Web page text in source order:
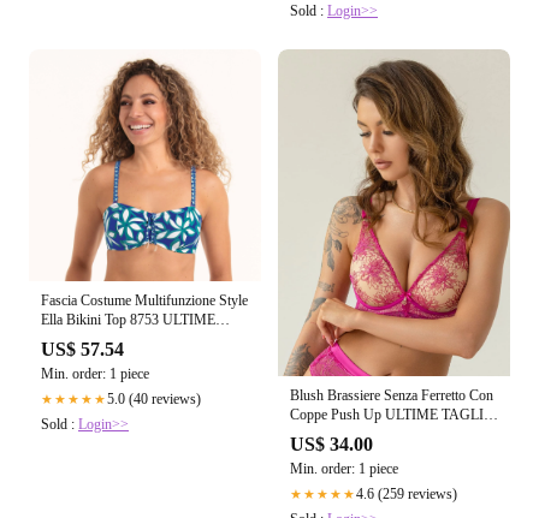
Sold : Login>>
Fascia Costume Multifunzione Style
Ella Bikini Top 8753 ULTIME
TAGLIE PRONTA CONSEGNA
US$ 57.54
Min. order: 1 piece
★★★★★5.0 (40 reviews)
Sold : Login>>
Blush Brassiere Senza Ferretto Con
Coppe Push Up ULTIME TAGLIE
PRONTA CONSEGNA
US$ 34.00
Min. order: 1 piece
★★★★★4.6 (259 reviews)